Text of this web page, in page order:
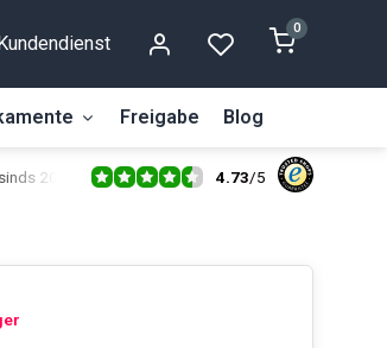
0
Freigabe Blog
2014 4.73/5